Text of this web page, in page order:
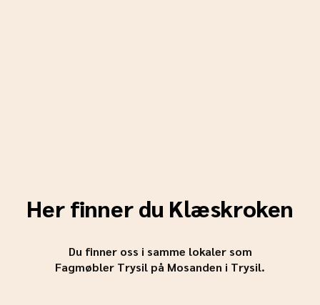
Her finner du Klæskroken
Du finner oss i samme lokaler som
Fagmøbler Trysil på Mosanden i Trysil.